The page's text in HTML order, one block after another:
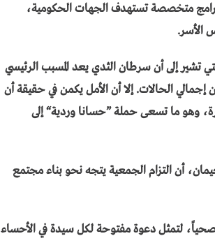
متخصصة تستهدف الجهات الحكومية،
الأسر.
تشير إلى أن سرطان الثدي يعد المسبب الرئيسي
بالسرطان لدى النساء، بنسبة تصل إلى 25% من إجمالي الحالات. إلا أن الأمل يكمن في حقيقة أن
المبكرة، وهو ما تسعى حملة ”حسانا وردية“ إلى
أن التزام الجمعية يتجه نحو بناء مجتمع
لتمثل دعوة مفتوحة لكل سيدة في الأحساء